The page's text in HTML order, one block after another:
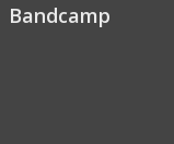
Bandcamp